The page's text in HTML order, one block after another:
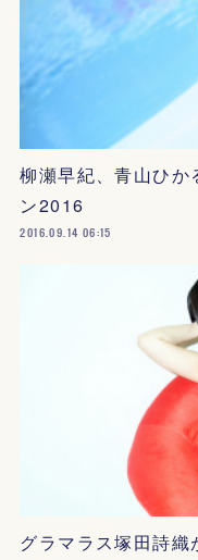
柳瀬早紀、青山ひか
ン2016
2016.09.14 06:15
グラマラス塚田詩織